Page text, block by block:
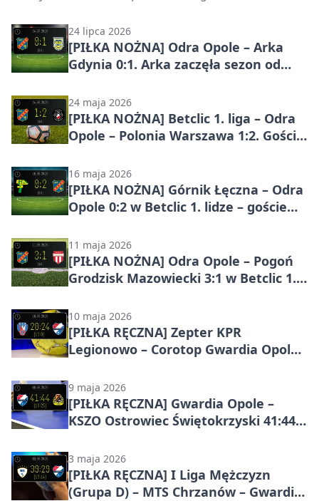
24 lipca 2026
[PIŁKA NOŻNA] Odra Opole – Arka
Gdynia 0:1. Arka zaczęła sezon od
24 maja 2026
[PIŁKA NOŻNA] Betclic 1. liga – Odra
Opole – Polonia Warszawa 1:2. Goście
16 maja 2026
[PIŁKA NOŻNA] Górnik Łęczna – Odra
Opole 0:2 w Betclic 1. lidze – goście
11 maja 2026
[PIŁKA NOŻNA] Odra Opole – Pogoń
Grodzisk Mazowiecki 3:1 w Betclic 1.
Itaka Arenie
10 maja 2026
[PIŁKA RĘCZNA] Zepter KPR
Legionowo – Corotop Gwardia Opole
gospodarze lepsi po mocnym
pierwszym kwadransie
9 maja 2026
[PIŁKA RĘCZNA] Gwardia Opole –
KSZO Ostrowiec Świętokrzyski 41:44
wygrywają ostatni mecz sezonu
3 maja 2026
[PIŁKA RĘCZNA] I Liga Mężczyzn
(Grupa D) – MTS Chrzanów – Gwardia